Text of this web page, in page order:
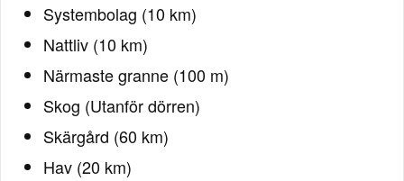
Systembolag (10 km)
Nattliv (10 km)
Närmaste granne (100 m)
Skog (Utanför dörren)
Skärgård (60 km)
Hav (20 km)